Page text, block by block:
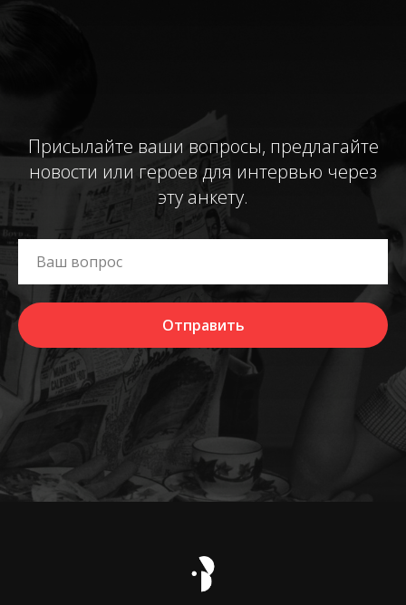
Присылайте ваши вопросы, предлагайте
новости или героев для интервью через
эту анкету.
Отправить